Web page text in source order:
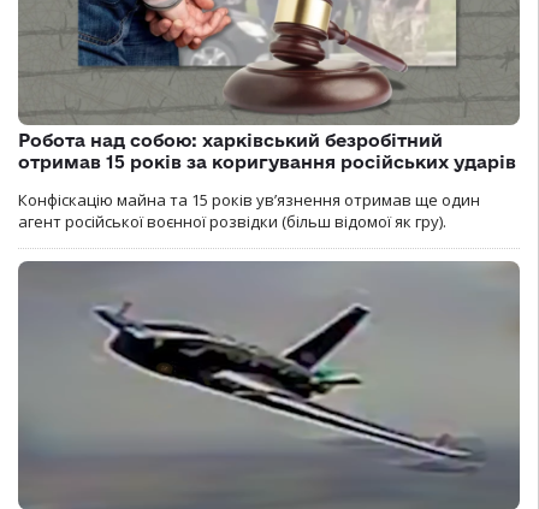
Робота над собою: харківський безробітний
отримав 15 років за коригування російських ударів
Конфіскацію майна та 15 років увʼязнення отримав ще один
агент російської воєнної розвідки (більш відомої як гру).